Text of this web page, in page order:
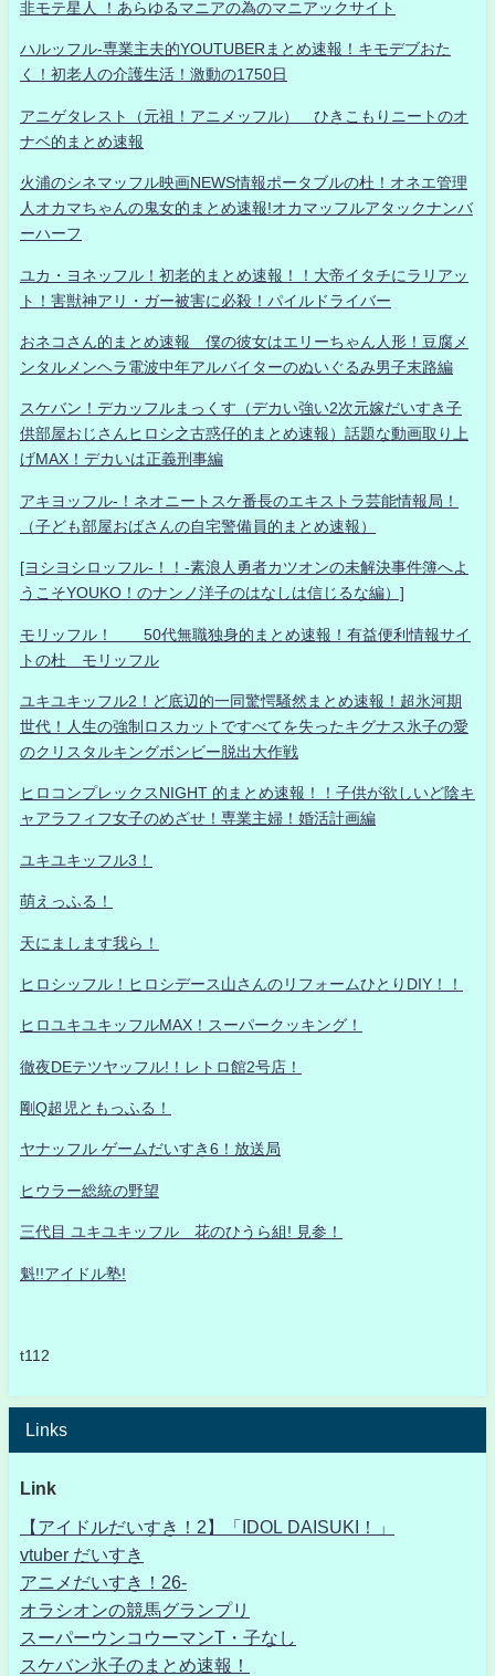
非モテ星人 ！あらゆるマニアの為のマニアックサイト
ハルッフル-専業主夫的YOUTUBERまとめ速報！キモデブおた
く！初老人の介護生活！激動の1750日
アニゲタレスト（元祖！アニメッフル） ひきこもりニートのオ
ナベ的まとめ速報
火浦のシネマッフル映画NEWS情報ポータブルの杜！オネエ管理
人オカマちゃんの鬼女的まとめ速報!オカマッフルアタックナンバ
ーハーフ
ユカ・ヨネッフル！初老的まとめ速報！！大帝イタチにラリアッ
ト！害獣神アリ・ガー被害に必殺！パイルドライバー
おネコさん的まとめ速報 僕の彼女はエリーちゃん人形！豆腐メ
ンタルメンヘラ電波中年アルバイターのぬいぐるみ男子末路編
スケバン！デカッフルまっくす（デカい強い2次元嫁だいすき子
供部屋おじさんヒロシ之古惑仔的まとめ速報）話題な動画取り上
げMAX！デカいは正義刑事編
アキヨッフル-！ネオニートスケ番長のエキストラ芸能情報局！
（子ども部屋おばさんの自宅警備員的まとめ速報）
[ヨシヨシロッフル-！！-素浪人勇者カツオンの未解決事件簿へよ
うこそYOUKO！のナンノ洋子のはなしは信じるな編）]
モリッフル！ 50代無職独身的まとめ速報！有益便利情報サイ
トの杜 モリッフル
ユキユキッフル2！ど底辺的一同驚愕騒然まとめ速報！超氷河期
世代！人生の強制ロスカットですべてを失ったキグナス氷子の愛
のクリスタルキングボンビー脱出大作戦
ヒロコンプレックスNIGHT 的まとめ速報！！子供が欲しいど陰キ
ャアラフィフ女子のめざせ！専業主婦！婚活計画編
ユキユキッフル3！
萌えっふる！
天にまします我ら！
ヒロシッフル！ヒロシデース山さんのリフォームひとりDIY！！
ヒロユキユキッフルMAX！スーパークッキング！
徹夜DEテツヤッフル!！レトロ館2号店！
剛Q超児ともっふる！
ヤナッフル ゲームだいすき6！放送局
ヒウラー総統の野望
三代目 ユキユキッフル 花のひうら組! 見参！
魁!!アイドル塾!
t112
Links
Link
【アイドルだいすき！2】「IDOL DAISUKI！」
vtuber だいすき
アニメだいすき！26-
オラシオンの競馬グランプリ
スーパーウンコウーマンT・子なし
スケバン氷子のまとめ速報！